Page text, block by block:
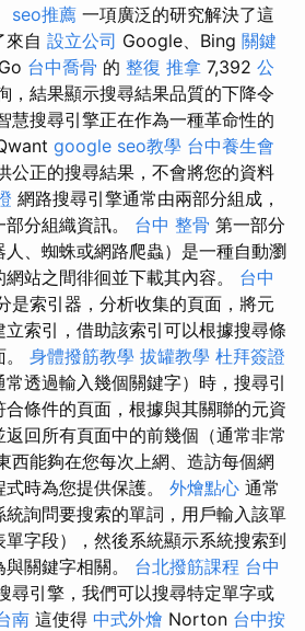
seo推薦 一項廣泛的研究解決了這
來自 設立公司 Google、Bing 關鍵
台中喬骨 的 整復 推拿 7,392 公
，結果顯示搜尋結果品質的下降令
慧搜尋引擎正在作為一種革命性的
google seo教學 台中養生會
公正的搜尋結果，不會將您的資料
網路搜尋引擎通常由兩部分組成，
分組織資訊。 台中 整骨 第一部分
人、蜘蛛或網路爬蟲）是一種自動瀏
站之間徘徊並下載其內容。 台中
是索引器，分析收集的頁面，將元
索引，借助該索引可以根據搜尋條
身體撥筋教學 拔罐教學 杜拜簽證
透過輸入幾個關鍵字）時，搜尋引
條件的頁面，根據與其關聯的元資
回所有頁面中的前幾個（通常非常
西能夠在您每次上網、造訪每個網
時為您提供保護。 外燴點心 通常
詢問要搜索的單詞，用戶輸入該單
字段），然後系統顯示系統搜索到
關鍵字相關。 台北撥筋課程 台中
尋引擎，我們可以搜尋特定單字或
南 這使得 中式外燴 Norton 台中按